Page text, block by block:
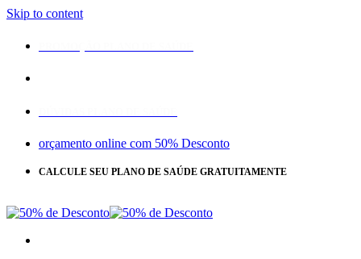
Skip to content
orçamento online com 50% Desconto
CALCULE SEU PLANO DE SAÚDE GRATUITAMENTE